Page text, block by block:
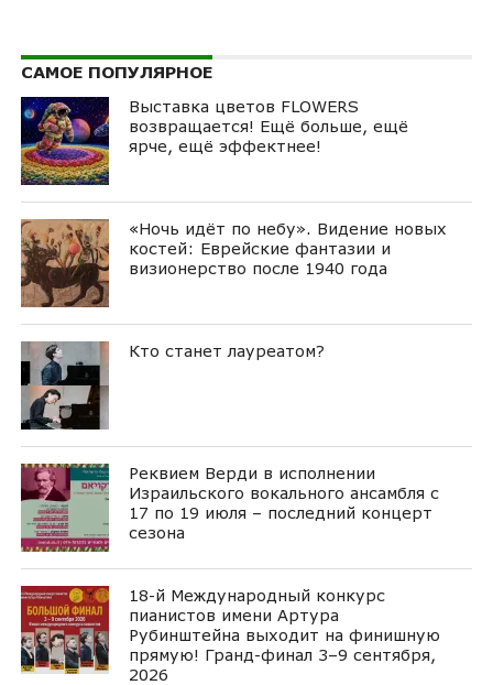
САМОЕ ПОПУЛЯРНОЕ
Выставка цветов FLOWERS
возвращается! Ещё больше, ещё
ярче, ещё эффектнее!
«Ночь идёт по небу». Видение новых
костей: Еврейские фантазии и
визионерство после 1940 года
Кто станет лауреатом?
Реквием Верди в исполнении
Израильского вокального ансамбля с
17 по 19 июля – последний концерт
сезона
18-й Международный конкурс
пианистов имени Артура
Рубинштейна выходит на финишную
прямую! Гранд-финал 3–9 сентября,
2026